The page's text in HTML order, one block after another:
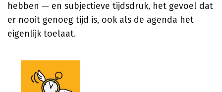
hebben — en subjectieve tijdsdruk, het gevoel dat
er nooit genoeg tijd is, ook als de agenda het
eigenlijk toelaat.